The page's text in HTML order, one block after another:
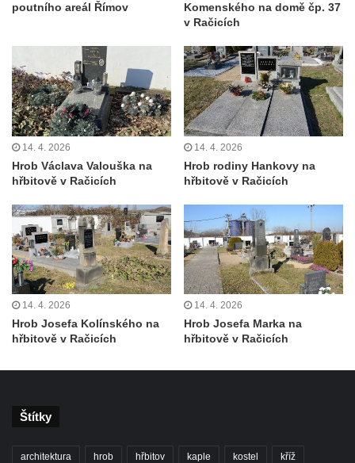
poutního areál Římov
Komenského na domě čp. 37
v Račicích
14. 4. 2026
Hrob Václava Valouška na
hřbitově v Račicích
14. 4. 2026
Hrob rodiny Hankovy na
hřbitově v Račicích
14. 4. 2026
Hrob Josefa Kolínského na
hřbitově v Račicích
14. 4. 2026
Hrob Josefa Marka na
hřbitově v Račicích
Štítky
architektura hrob hřbitov kaple kostel kříž